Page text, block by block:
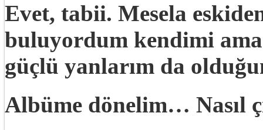
Evet, tabii. Mesela
buluyordum kendimi ama
güçlü yanlarım da
Albüme dönelim… Nasıl